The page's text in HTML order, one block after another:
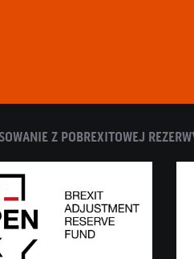
Z POBREXITOWEJ